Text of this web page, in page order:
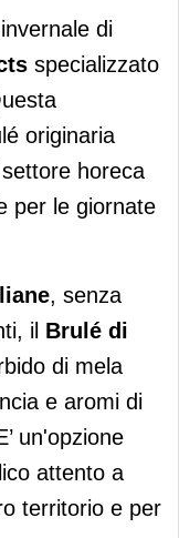
di
specializzato
originaria
horeca
per le giornate
, senza
il Brulé di
di mela
e aromi di
un'opzione
attento a
territorio e per